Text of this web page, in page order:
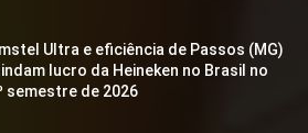
Ultra e eficiência de Passos (MG)
lucro da Heineken no Brasil no
semestre de 2026